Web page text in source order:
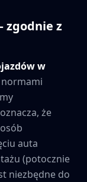
zgodnie z
w
że
auta
(potocznie
niezbędne do